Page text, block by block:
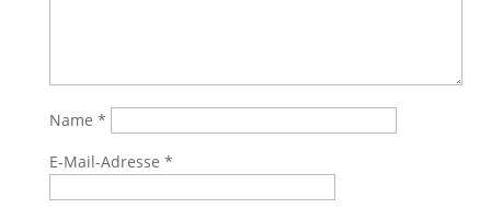
Name *
E-Mail-Adresse *